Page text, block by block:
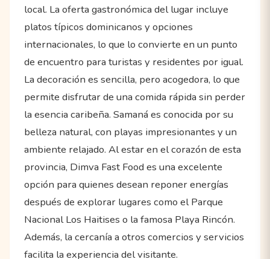
local. La oferta gastronómica del lugar incluye
platos típicos dominicanos y opciones
internacionales, lo que lo convierte en un punto
de encuentro para turistas y residentes por igual.
La decoración es sencilla, pero acogedora, lo que
permite disfrutar de una comida rápida sin perder
la esencia caribeña. Samaná es conocida por su
belleza natural, con playas impresionantes y un
ambiente relajado. Al estar en el corazón de esta
provincia, Dimva Fast Food es una excelente
opción para quienes desean reponer energías
después de explorar lugares como el Parque
Nacional Los Haitises o la famosa Playa Rincón.
Además, la cercanía a otros comercios y servicios
facilita la experiencia del visitante.